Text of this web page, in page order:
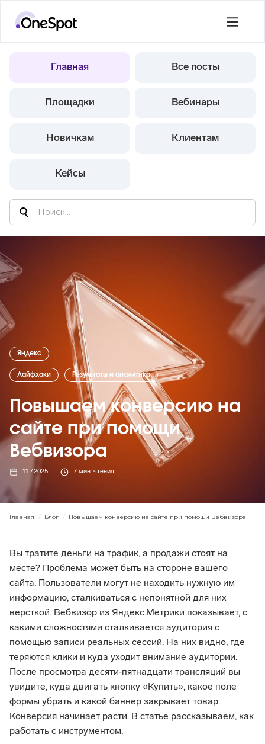
Главная Все посты
Площадки Вебинары
Новичкам Клиентам
Кейсы
Яндекс
Лайфхаки Результаты и аналитика
Повышаем конверсию на
сайте при помощи
Вебвизора
11.7.2025 7 мин. чтения
Главная / Блог / Повышаем конверсию на сайте при помощи Вебвизора
Вы тратите деньги на трафик, а продажи стоят на
месте? Проблема может быть на стороне вашего
сайта. Пользователи могут не находить нужную им
информацию, сталкиваться с непонятной для них
версткой. Вебвизор из Яндекс.Метрики показывает, с
какими сложностями сталкивается аудитория с
помощью записи реальных сессий. На них видно, где
теряются клики и куда уходит внимание аудитории.
После просмотра десяти‑пятнадцати трансляций вы
увидите, куда двигать кнопку «Купить», какое поле
формы убрать и какой баннер закрывает товар.
Конверсия начинает расти. В статье рассказываем, как
работать с инструментом.